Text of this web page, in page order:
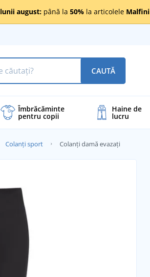
august: până la 50% la articolele Malfini
CAUTĂ
Îmbrăcăminte
pentru copii
Haine de
lucru
Colanți sport Colanți damă evazați